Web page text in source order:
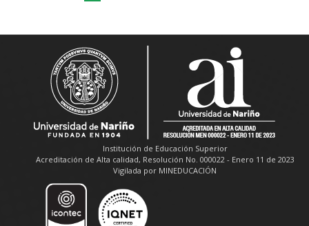
Institución de Educación Superior
Acreditación de Alta calidad, Resolución No. 000022 - Enero 11 de 2023
Vigilada por MINEDUCACIÓN